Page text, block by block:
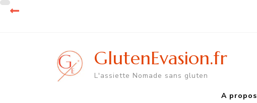
GlutenEvasion.fr
L'assiette Nomade sans gluten
A propos